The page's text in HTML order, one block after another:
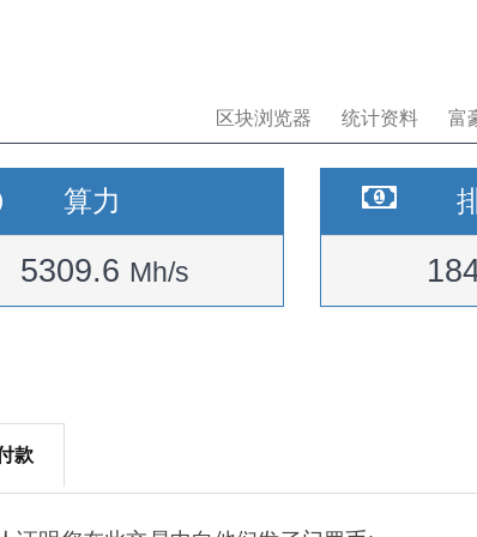
区块浏览器 统计资料 富
算力
5309.6 Mh/s
款